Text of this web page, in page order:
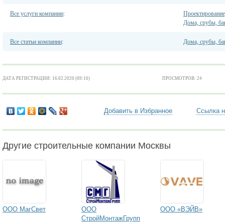
Все услуги компании:
Дома, срубы,
Все статьи компании: Дома, срубы,
ДАТА РЕГИСТРАЦИИ: 16.02.2020 (09:10) ПРОСМОТРОВ: 24
Добавить в Избранное Ссылка
Другие строительные компании Москвы
ООО МагСвет
ООО
СтройМонтажГрупп
ООО «ВЭЙВ»